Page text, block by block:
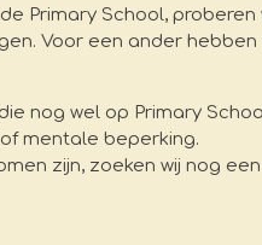
Primary School,
Voor een ander
nog wel op Primary
mentale beperking.
zijn, zoeken wij nog een